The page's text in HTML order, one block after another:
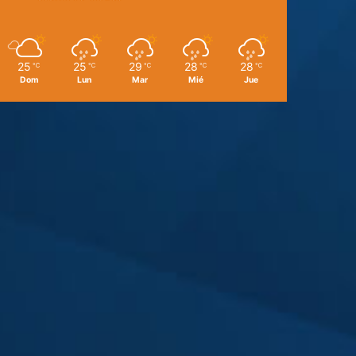
25 ℃
Dom
25 ℃
Lun
29 ℃
Mar
28 ℃
Mié
28 ℃
Jue